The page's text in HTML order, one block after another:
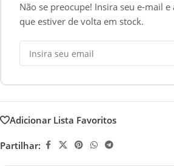
Não se preocupe! Insira seu e-mail
que estiver de volta em stock.
Adicionar Lista Favoritos
Partilhar: